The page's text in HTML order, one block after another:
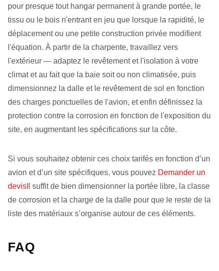
pour presque tout hangar permanent à grande portée, le
tissu ou le bois n'entrant en jeu que lorsque la rapidité, le
déplacement ou une petite construction privée modifient
l'équation. À partir de la charpente, travaillez vers
l'extérieur — adaptez le revêtement et l'isolation à votre
climat et au fait que la baie soit ou non climatisée, puis
dimensionnez la dalle et le revêtement de sol en fonction
des charges ponctuelles de l'avion, et enfin définissez la
protection contre la corrosion en fonction de l'exposition du
site, en augmentant les spécifications sur la côte.
Si vous souhaitez obtenir ces choix tarifés en fonction d’un
avion et d’un site spécifiques, vous pouvez Demander un
devis Il suffit de bien dimensionner la portée libre, la classe
de corrosion et la charge de la dalle pour que le reste de la
liste des matériaux s’organise autour de ces éléments.
FAQ